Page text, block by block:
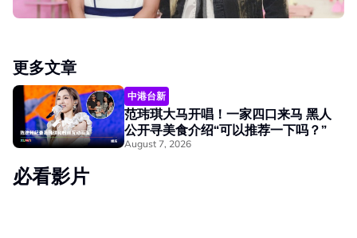
更多文章
中港台新
范玮琪大马开唱！一家四口来马 黑人
公开寻美食介绍“可以推荐一下吗？”
August 7, 2026
必看影片